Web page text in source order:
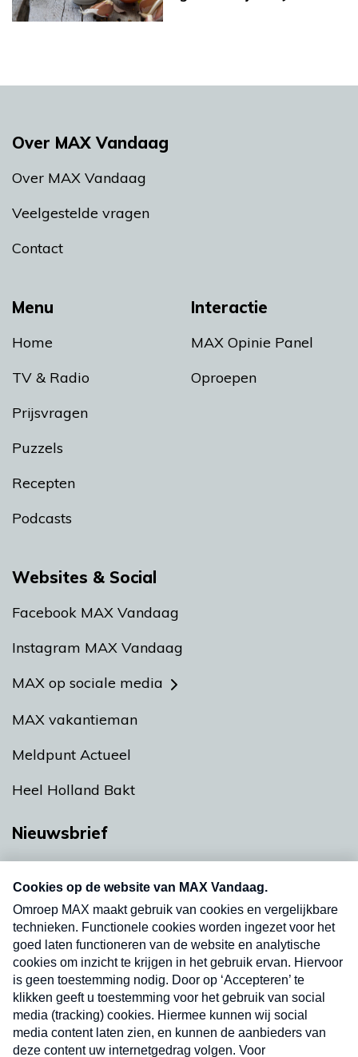
Menu
Home
TV & Radio
Prijsvragen
Puzzels
Recepten
Podcasts
Interactie
MAX Opinie Panel
Oproepen
Over MAX Vandaag
Over MAX Vandaag
Veelgestelde vragen
Contact
Websites & Social
Facebook MAX Vandaag
Instagram MAX Vandaag
MAX op sociale media
MAX vakantieman
Meldpunt Actueel
Heel Holland Bakt
Nieuwsbrief
nieuwsbrief. Elke vrijdag- en dinsdagochtend in
uw mailbox.
Verzend